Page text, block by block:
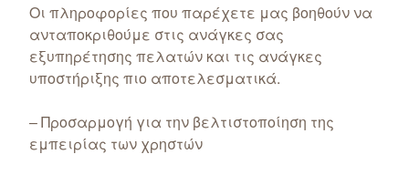
Οι πληροφορίες που παρέχετε μας βοηθούν να
ανταποκριθούμε στις ανάγκες σας
εξυπηρέτησης πελατών και τις ανάγκες
υποστήριξης πιο αποτελεσματικά.
– Προσαρμογή για την βελτιστοποίηση της
εμπειρίας των χρηστών